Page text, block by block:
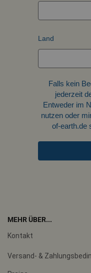
Land
Falls kein
jederzeit
Entweder im
nutzen oder
of-earth.de
MEHR ÜBER...
Kontakt
Versand- &